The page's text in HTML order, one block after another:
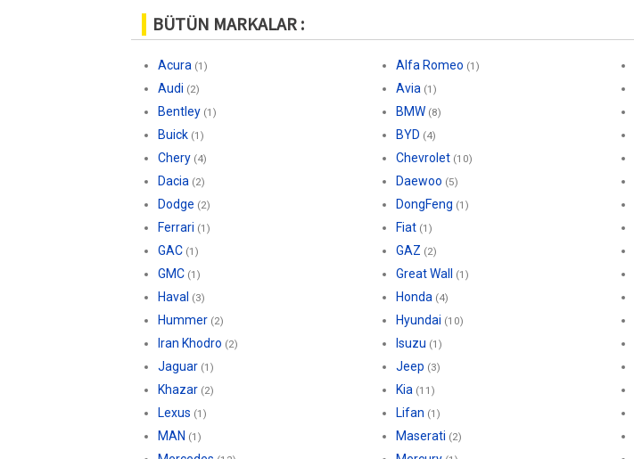
BÜTÜN MARKALAR :
Acura (1)
Audi (2)
Bentley (1)
Buick (1)
Chery (4)
Dacia (2)
Dodge (2)
Ferrari (1)
GAC (1)
GMC (1)
Haval (3)
Hummer (2)
Iran Khodro (2)
Jaguar (1)
Khazar (2)
Lexus (1)
MAN (1)
Alfa Romeo (1)
Avia (1)
BMW (8)
BYD (4)
Chevrolet (10)
Daewoo (5)
DongFeng (1)
Fiat (1)
GAZ (2)
Great Wall (1)
Honda (4)
Hyundai (10)
Isuzu (1)
Jeep (3)
Kia (11)
Lifan (1)
Maserati (2)